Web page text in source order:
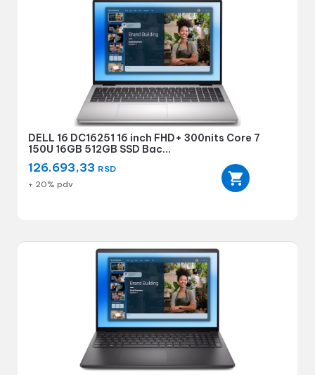
DELL 16 DC16251 16 inch FHD+ 300nits Core 7
150U 16GB 512GB SSD Bac...
126.693,33 RSD
+ 20% pdv